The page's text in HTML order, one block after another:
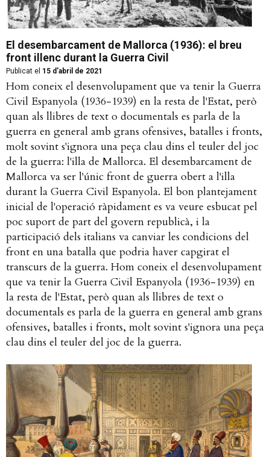
El desembarcament de Mallorca (1936): el breu
front illenc durant la Guerra Civil
Publicat el 15 d'abril de 2021
Hom coneix el desenvolupament que va tenir la Guerra
Civil Espanyola (1936-1939) en la resta de l'Estat, però
quan als llibres de text o documentals es parla de la
guerra en general amb grans ofensives, batalles i fronts,
molt sovint s'ignora una peça clau dins el teuler del joc
de la guerra: l'illa de Mallorca. El desembarcament de
Mallorca va ser l'únic front de guerra obert a l'illa
durant la Guerra Civil Espanyola. El bon plantejament
inicial de l'operació ràpidament es va veure esbucat pel
poc suport de part del govern republicà, i la
participació dels italians va canviar les condicions del
front en una batalla que podria haver capgirat el
transcurs de la guerra. Hom coneix el desenvolupament
que va tenir la Guerra Civil Espanyola (1936-1939) en
la resta de l'Estat, però quan als llibres de text o
documentals es parla de la guerra en general amb grans
ofensives, batalles i fronts, molt sovint s'ignora una peça
clau dins el teuler del joc de la guerra.